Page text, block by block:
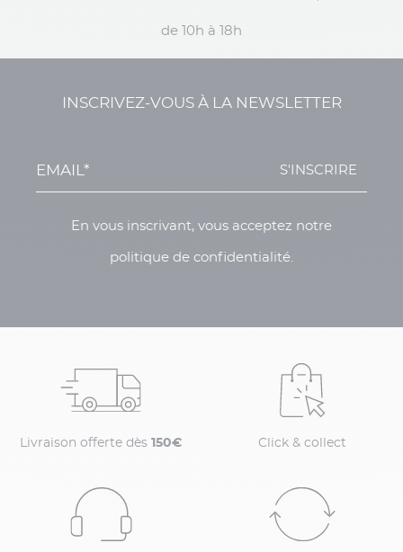
de 10h à 18h
INSCRIVEZ-VOUS À LA NEWSLETTER
S'INSCRIRE
En vous inscrivant, vous acceptez notre
politique de confidentialité.
Livraison offerte dès 150€ Click & collect